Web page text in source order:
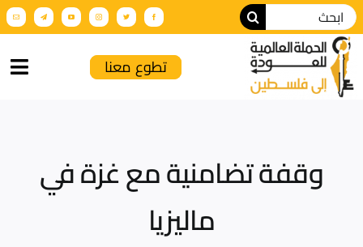
من نحن
أنشطة الحملة
تطوع معنا
وقفة تضامنية مع غزة في
ماليزيا